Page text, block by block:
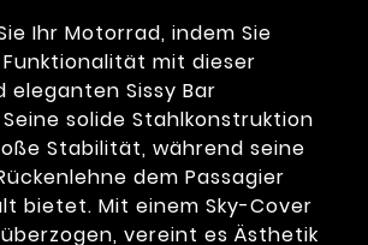
Ihr Motorrad, indem Sie
mit dieser
eleganten Sissy Bar
solide Stahlkonstruktion
Stabilität, während seine
dem Passagier
bietet. Mit einem Sky-Cover
vereint es Ästhetik